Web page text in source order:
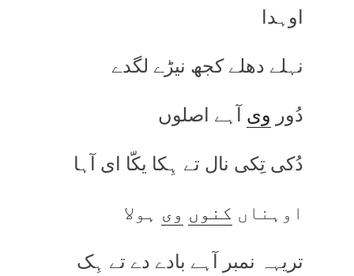
اوہدا
نہلے دھلے کجھ نیڑے لگدے
دُور ویآہے اصلوں
دُکی تِکی نال تے ہِکا یکّا ای آہا
اوہناں کنوں وی ہولا
تریہہ نمبر آہے بادے دے تے ہِک